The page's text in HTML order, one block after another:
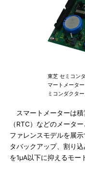
東芝 セミコン
マートメータ
ミコンダクタ
スマートメーターは積
（RTC）などのメータ
ファレンスモデルを展
タバックアップ、割り
を1μA以下に抑えるモー